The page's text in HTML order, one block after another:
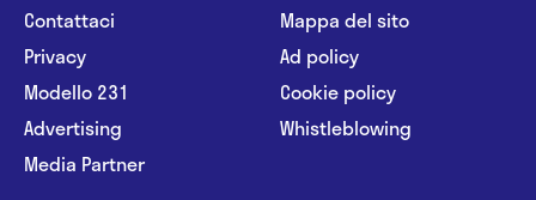
Contattaci
Privacy
Modello 231
Advertising
Media Partner
Mappa del sito
Ad policy
Cookie policy
Whistleblowing